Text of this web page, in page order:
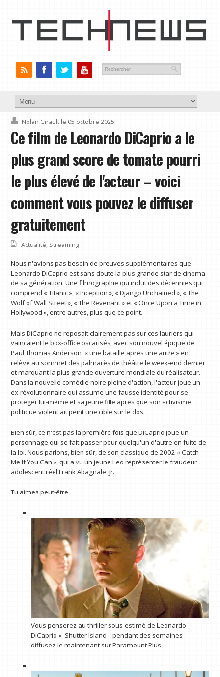
Nolan Girault le 05 octobre 2025
Ce film de Leonardo DiCaprio a le
plus grand score de tomate pourri
le plus élevé de l'acteur – voici
comment vous pouvez le diffuser
gratuitement
Actualité, Streaming
Nous n'avions pas besoin de preuves supplémentaires que
Leonardo DiCaprio est sans doute la plus grande star de cinéma
de sa génération. Une filmographie qui inclut des décennies qui
comprend « Titanic », « Inception », « Django Unchained », « The
Wolf of Wall Street », « The Revenant » et « Once Upon a Time in
Hollywood », entre autres, plus que ce point.
Mais DiCaprio ne reposait clairement pas sur ces lauriers qui
vaincaient le box-office oscarisés, avec son nouvel épique de
Paul Thomas Anderson, « une bataille après une autre » en
relève au sommet des palmarès de théâtre le week-end dernier
et marquant la plus grande ouverture mondiale du réalisateur.
Dans la nouvelle comédie noire pleine d'action, l'acteur joue un
ex-révolutionnaire qui assume une fausse identité pour se
protéger lui-même et sa jeune fille après que son activisme
politique violent ait peint une cible sur le dos.
Bien sûr, ce n'est pas la première fois que DiCaprio joue un
personnage qui se fait passer pour quelqu'un d'autre en fuite de
la loi. Nous parlons, bien sûr, de son classique de 2002 « Catch
Me If You Can », qui a vu un jeune Leo représenter le fraudeur
adolescent réel Frank Abagnale, Jr.
Tu aimes peut-être
Vous penserez au thriller sous-estimé de Leonardo
DiCaprio « Shutter Island '' pendant des semaines –
diffusez-le maintenant sur Paramount Plus